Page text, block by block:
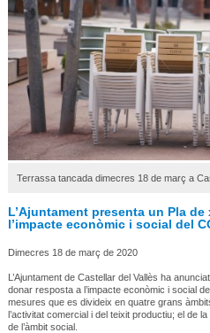
Terrassa tancada dimecres 18 de març a
L’Ajuntament presenta un Pla
l’impacte econòmic i social del
Dimecres 18 de març de 2020
L’Ajuntament de Castellar del Vallès ha
donar resposta a l’impacte econòmic i social
mesures que es divideix en quatre grans
l’activitat comercial i del teixit productiu; el de
de l’àmbit social.